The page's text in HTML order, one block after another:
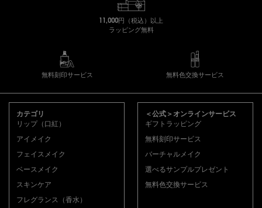
11,000円（税込）以上
ラッピング無料
無料刻印サービス 無料色交換サービス
カテゴリ
リップ（口紅）
アイメイク
フェイスメイク
ベースメイク
スキンケア
フレグランス（香水）
＜公式＞オンラインサービス
ギフトラッピング
無料刻印サービス
バーチャルメイク
選べるサンプルプレゼント
無料色交換サービス